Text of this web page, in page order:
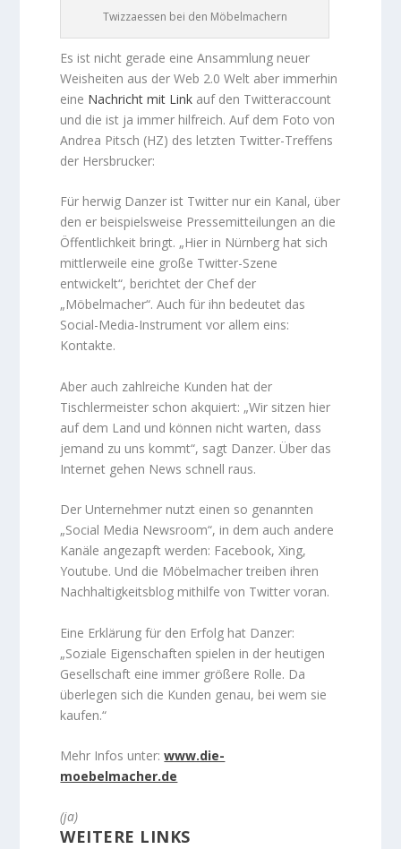
Twizzaessen bei den Möbelmachern
Es ist nicht gerade eine Ansammlung neuer
Weisheiten aus der Web 2.0 Welt aber immerhin
eine Nachricht mit Link auf den Twitteraccount
und die ist ja immer hilfreich. Auf dem Foto von
Andrea Pitsch (HZ) des letzten Twitter-Treffens
der Hersbrucker:
Für herwig Danzer ist Twitter nur ein Kanal, über
den er beispielsweise Pressemitteilungen an die
Öffentlichkeit bringt. „Hier in Nürnberg hat sich
mittlerweile eine große Twitter-Szene
entwickelt“, berichtet der Chef der
„Möbelmacher“. Auch für ihn bedeutet das
Social-Media-Instrument vor allem eins:
Kontakte.
Aber auch zahlreiche Kunden hat der
Tischlermeister schon akquiert: „Wir sitzen hier
auf dem Land und können nicht warten, dass
jemand zu uns kommt“, sagt Danzer. Über das
Internet gehen News schnell raus.
Der Unternehmer nutzt einen so genannten
„Social Media Newsroom“, in dem auch andere
Kanäle angezapft werden: Facebook, Xing,
Youtube. Und die Möbelmacher treiben ihren
Nachhaltigkeitsblog mithilfe von Twitter voran.
Eine Erklärung für den Erfolg hat Danzer:
„Soziale Eigenschaften spielen in der heutigen
Gesellschaft eine immer größere Rolle. Da
überlegen sich die Kunden genau, bei wem sie
kaufen.“
Mehr Infos unter:www.die-
moebelmacher.de
(ja)
WEITERE LINKS